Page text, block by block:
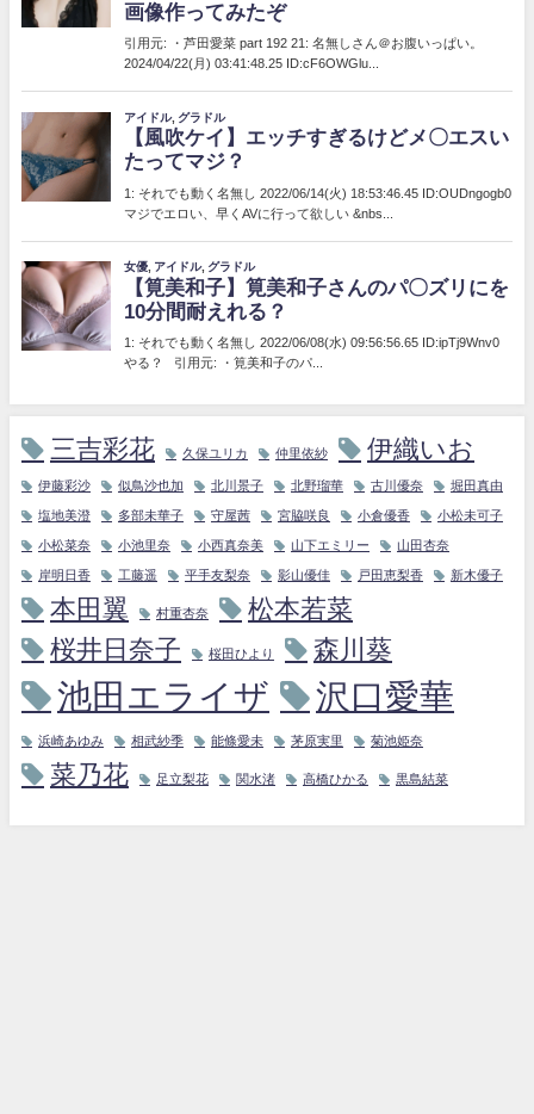
三吉彩花 久保ユリカ 仲里依紗 伊織いお
伊藤彩沙 似鳥沙也加 北川景子 北野瑠華 古川優奈 堀田真由
塩地美澄 多部未華子 守屋茜 宮脇咲良 小倉優香 小松未可子
小松菜奈 小池里奈 小西真奈美 山下エミリー 山田杏奈
岸明日香 工藤遥 平手友梨奈 影山優佳 戸田恵梨香 新木優子
本田翼 村重杏奈
松本若菜
桜井日奈子
桜田ひより 森川葵
池田エライザ 沢口愛華
浜崎あゆみ 相武紗季 能條愛未 茅原実里 菊池姫奈
菜乃花 足立梨花 関水渚 高橋ひかる 黒島結菜